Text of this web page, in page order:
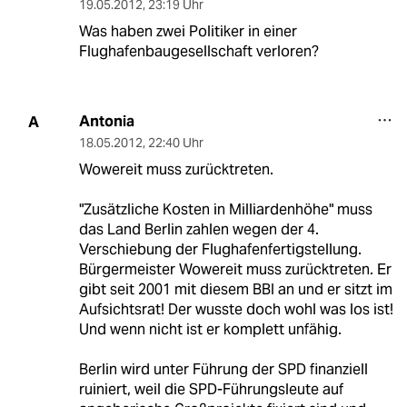
19.05.2012, 23:19 Uhr
Was haben zwei Politiker in einer
Flughafenbaugesellschaft verloren?
A Antonia
18.05.2012, 22:40 Uhr
Wowereit muss zurücktreten.
"Zusätzliche Kosten in Milliardenhöhe" muss
das Land Berlin zahlen wegen der 4.
Verschiebung der Flughafenfertigstellung.
Bürgermeister Wowereit muss zurücktreten. Er
gibt seit 2001 mit diesem BBI an und er sitzt im
Aufsichtsrat! Der wusste doch wohl was los ist!
Und wenn nicht ist er komplett unfähig.
Berlin wird unter Führung der SPD finanziell
ruiniert, weil die SPD-Führungsleute auf